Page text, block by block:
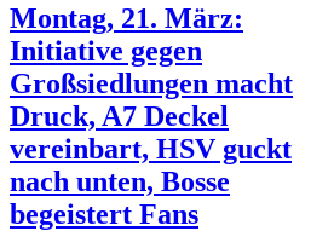
Montag, 21. März:
Initiative gegen
Großsiedlungen macht
Druck, A7 Deckel
vereinbart, HSV guckt
nach unten, Bosse
begeistert Fans